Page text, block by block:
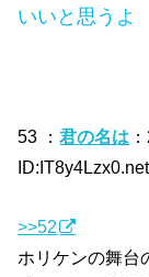
いいと思うよ
53 ：君の名は
ID:IT8y4Lzx0.net
>>52
ホリケンの舞台